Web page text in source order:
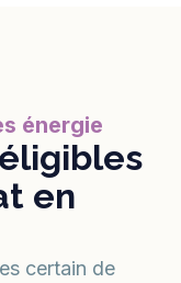
énergie
en
certain de